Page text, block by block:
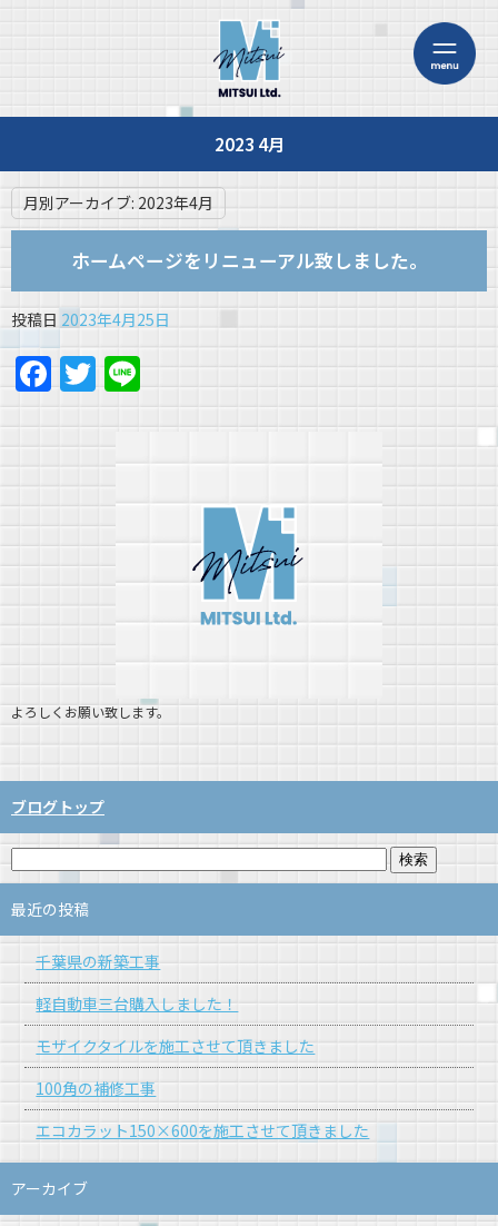
2023 4月
月別アーカイブ: 2023年4月
ホームページをリニューアル致しました。
投稿日 2023年4月25日
Facebook
Twitter
Line
よろしくお願い致します。
ブログトップ
最近の投稿
千葉県の新築工事
軽自動車三台購入しました！
モザイクタイルを施工させて頂きました
100角の補修工事
エコカラット150×600を施工させて頂きました
アーカイブ